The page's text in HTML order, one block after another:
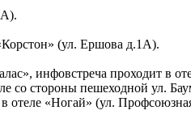
(ул. Ершова д.1А).
инфовстреча проходит в
со стороны пешеходной ул.
«Ногай» (ул.